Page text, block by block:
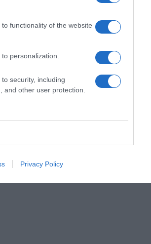
functionality of the website
personalization.
security, including
and other user protection.
Privacy Policy
τις ειδήσεις